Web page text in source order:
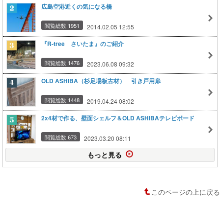
広島空港近くの気になる橋
閲覧総数 1951 2014.02.05 12:55
『R-tree さいたま』のご紹介
閲覧総数 1476 2023.06.08 09:32
OLD ASHIBA（杉足場板古材） 引き戸用扉
閲覧総数 1448 2019.04.24 08:02
2x4材で作る、壁面シェルフ＆OLD ASHIBAテレビボード
閲覧総数 673 2023.03.20 08:11
もっと見る
このページの上に戻る